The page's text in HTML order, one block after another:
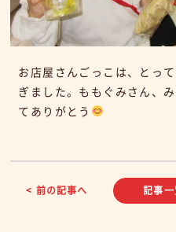
お店屋さんごっこは、とっ
ぎました。ももぐみさん、
てありがとう
< 前の記事へ 記事